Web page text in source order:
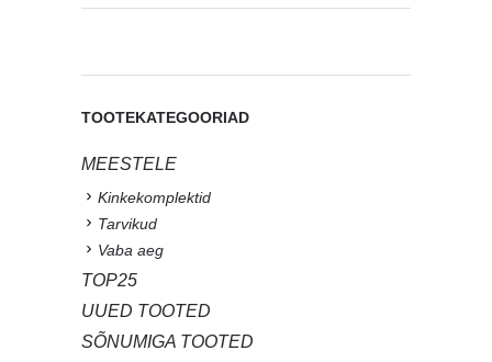
TOOTEKATEGOORIAD
MEESTELE
Kinkekomplektid
Tarvikud
Vaba aeg
TOP25
UUED TOOTED
SÕNUMIGA TOOTED